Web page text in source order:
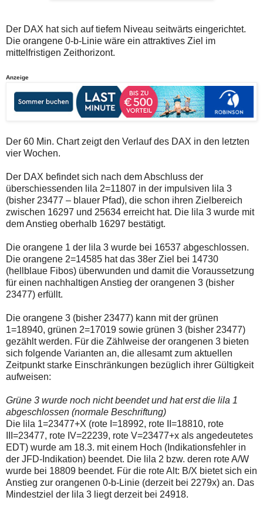
die
Netiquette
oder
der
Kommentarfunktion
sein.
Ihre
Browsereinstellungen
oder
Internetverbindung
und
versuchen
Sie
es
zu
einem
Zeitpunkt
noch
einmal.
Sollte
das
Problem
bitte
ich
um
Kontaktaufnahme
per
Mail
robbys-
elliottwellen@online.de.
zur
Lösung
des
Problems
sind
die
Post
auch
auf
der
Plattform
Post
auch
auf
wallstreet-
verfügbar.
Der DAX hat sich auf tiefem Niveau seitwärts eingerichtet.
Die orangene 0-b-Linie wäre ein attraktives Ziel im
mittelfristigen Zeithorizont.
Anzeige
Der 60 Min. Chart zeigt den Verlauf des DAX in den letzten
vier Wochen.
Der DAX befindet sich nach dem Abschluss der
überschiessenden lila 2=11807 in der impulsiven lila 3
(bisher 23477 – blauer Pfad), die schon ihren Zielbereich
zwischen 16297 und 25634 erreicht hat. Die lila 3 wurde mit
dem Anstieg oberhalb 16297 bestätigt.
Die orangene 1 der lila 3 wurde bei 16537 abgeschlossen.
Die orangene 2=14585 hat das 38er Ziel bei 14730
(hellblaue Fibos) überwunden und damit die Voraussetzung
für einen nachhaltigen Anstieg der orangenen 3 (bisher
23477) erfüllt.
Die orangene 3 (bisher 23477) kann mit der grünen
1=18940, grünen 2=17019 sowie grünen 3 (bisher 23477)
gezählt werden. Für die Zählweise der orangenen 3 bieten
sich folgende Varianten an, die allesamt zum aktuellen
Zeitpunkt starke Einschränkungen bezüglich ihrer Gültigkeit
aufweisen:
Grüne 3 wurde noch nicht beendet und hat erst die lila 1
abgeschlossen (normale Beschriftung)
Die lila 1=23477+X (rote I=18992, rote II=18810, rote
III=23477, rote IV=22239, rote V=23477+x als angedeutetes
EDT) wurde am 18.3. mit einem Hoch (Indikationsfehler in
der JFD-Indikation) beendet. Die lila 2 bzw. deren rote A/W
wurde bei 18809 beendet. Für die rote Alt: B/X bietet sich ein
Anstieg zur orangenen 0-b-Linie (derzeit bei 2279x) an. Das
Mindestziel der lila 3 liegt derzeit bei 24918.